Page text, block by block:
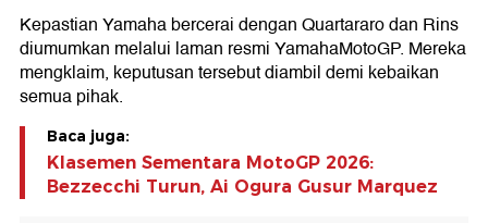
Kepastian Yamaha bercerai dengan Quartararo dan Rins
diumumkan melalui laman resmi YamahaMotoGP. Mereka
mengklaim, keputusan tersebut diambil demi kebaikan
semua pihak.
Baca juga:
Klasemen Sementara MotoGP 2026:
Bezzecchi Turun, Ai Ogura Gusur Marquez